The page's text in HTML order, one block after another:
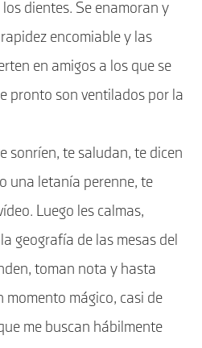
dientes. Se enamoran y
encomiable y las
en amigos a los que se
pronto son ventilados por la
sonríen, te saludan, te dicen
una letanía perenne, te
Luego les calmas,
geografía de las mesas del
toman nota y hasta
momento mágico, casi de
me buscan hábilmente